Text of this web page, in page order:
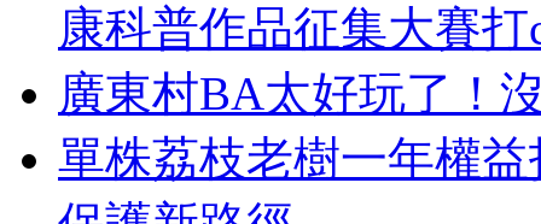
康科普作品征集大賽打
廣東村BA太好玩了！
單株荔枝老樹一年權